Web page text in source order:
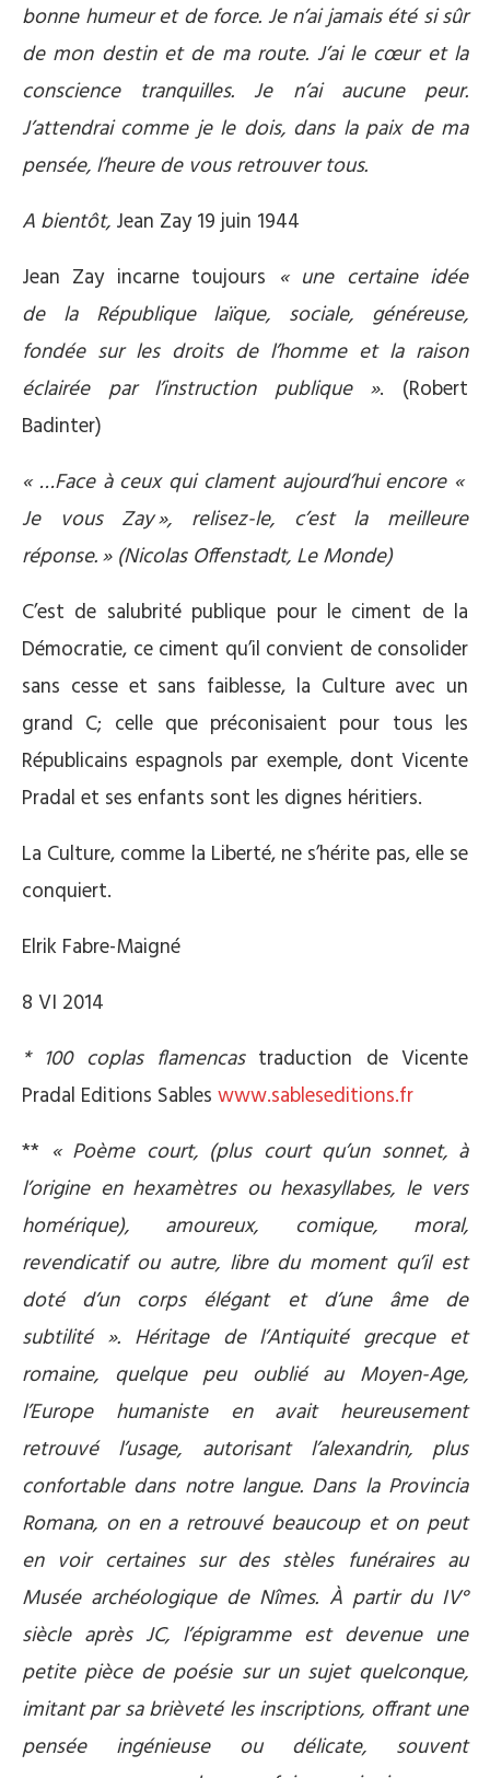
bonne humeur et de force. Je n’ai jamais été si sûr
de mon destin et de ma route. J’ai le cœur et la
conscience tranquilles. Je n’ai aucune peur.
J’attendrai comme je le dois, dans la paix de ma
pensée, l’heure de vous retrouver tous.
A bientôt, Jean Zay 19 juin 1944
Jean Zay incarne toujours « une certaine idée
de la République laïque, sociale, généreuse,
fondée sur les droits de l’homme et la raison
éclairée par l’instruction publique ». (Robert
Badinter)
« …Face à ceux qui clament aujourd’hui encore «
Je vous Zay », relisez-le, c’est la meilleure
réponse. » (Nicolas Offenstadt, Le Monde)
C’est de salubrité publique pour le ciment de la
Démocratie, ce ciment qu’il convient de consolider
sans cesse et sans faiblesse, la Culture avec un
grand C; celle que préconisaient pour tous les
Républicains espagnols par exemple, dont Vicente
Pradal et ses enfants sont les dignes héritiers.
La Culture, comme la Liberté, ne s’hérite pas, elle se
conquiert.
Elrik Fabre-Maigné
8 VI 2014
* 100 coplas flamencas traduction de Vicente
Pradal Editions Sables www.sableseditions.fr
** « Poème court, (plus court qu’un sonnet, à
l’origine en hexamètres ou hexasyllabes, le vers
homérique), amoureux, comique, moral,
revendicatif ou autre, libre du moment qu’il est
doté d’un corps élégant et d’une âme de
subtilité ». Héritage de l’Antiquité grecque et
romaine, quelque peu oublié au Moyen-Age,
l’Europe humaniste en avait heureusement
retrouvé l’usage, autorisant l’alexandrin, plus
confortable dans notre langue. Dans la Provincia
Romana, on en a retrouvé beaucoup et on peut
en voir certaines sur des stèles funéraires au
Musée archéologique de Nîmes. À partir du IV°
siècle après JC, l’épigramme est devenue une
petite pièce de poésie sur un sujet quelconque,
imitant par sa brièveté les inscriptions, offrant une
pensée ingénieuse ou délicate, souvent